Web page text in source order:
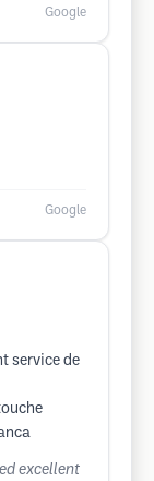
Google
Google
service de
excellent